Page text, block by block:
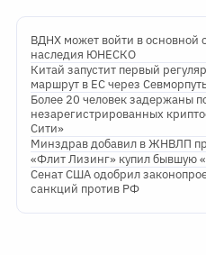
ВДНХ может войти в основной
наследия ЮНЕСКО
Китай запустит первый
маршрут в ЕС через
Более 20 человек задержаны
незарегистрированных
Сити»
Минздрав добавил в ЖНВЛП
«Флит Лизинг» купил бывшую
Сенат США одобрил
санкций против РФ